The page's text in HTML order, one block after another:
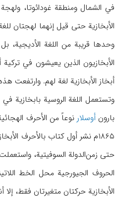
في الشمال ومنطقة غودائوتا، ولهجة
وحدها قریبة من اللغة
أبخاز الأبخازیة لغة لهم. وارتفعت هذه النسبة في ۱۹۵۹م الی ۹۵%، وفي ۱۹۷۰ م الی ۹/۹۵%، أما
بارونأوسلار نوعاً من الأحرف
الأبخازیة حرکتان متغیرتان فقط، إلا